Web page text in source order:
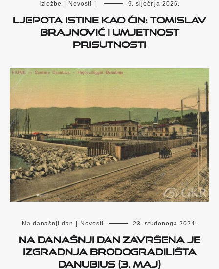
Izložbe Novosti 9. siječnja 2026.
Ljepota istine kao čin: Tomislav
Brajnović i umjetnost
prisutnosti
Na današnji dan Novosti 23. studenoga 2024.
Na današnji dan završena je
izgradnja brodogradilišta
Danubius (3. maj)